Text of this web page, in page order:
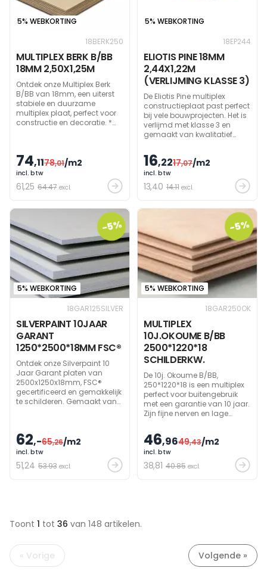
5% WEBKORTING
18BERK250
MULTIPLEX BERK B/BB
18MM 2,50X1,25M
Ontdek onze Multiplex Berk
B/BB van 18mm, een uiterst
stabiele en duurzame
multiplex plaat, perfect voor
constructie en decoratie. *
fineerwerk (info zie onderaan
bij Downloads)
74,1178,01/m2
incl. btw
61,25 64.47 excl.
5% WEBKORTING
18EP244
ELIOTIS PINE 18MM
2,44X1,22M
(VERLIJMING KLASSE 3)
De Eliotis Pine multiplex
constructieplaat past perfect
bij vele bouwprojecten. Het is
verlijmd met klasse 3 en
gemaakt van kwalitatief
Ideaal voor daken, vloeren en
wanden.
16,2217,07/m2
incl. btw
13,40 14.11 excl.
-5%
5% WEBKORTING
18GAR125SILVER
SILVERPAINT 10JAAR
GARANT
1250*2500*18MM FSC®
Ontdek onze Silverpaint 10
Jaar Garant platen van
2500x1250x18mm, FSC®
gecertificeerd en gemakkelijk
te schilderen. Gemaakt van
62,-65,26/m2
incl. btw
51,24 53.93 excl.
-5%
5% WEBKORTING
18GAR250OK
MULTIPLEX
10J.OKOUME B/BB
2500*1220*18
SCHILDERKW.
De 10j. Okoume B/BB,
250*1220*18 is een multiplex
perfect voor buitengebruik
met een garantie van 10 jaar.
Zijn fijne nerven en lage
vochtbestendig. Komt uit
Gabon, centraal Afrika, waar
houtkap streng gereguleerd
is. Perfect om te schilderen en
bewerken dankzij zijn
46,9649,43/m2
incl. btw
38,81 40.85 excl.
Toont 1 tot 36 van 148 artikelen.
« Vorige Volgende »